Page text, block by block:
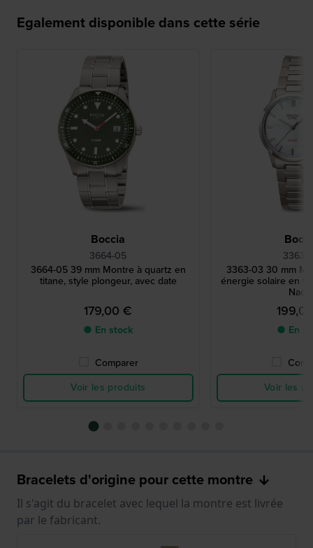
Egalement disponible dans cette série
Boccia
3664-05
3664-05 39 mm Montre à quartz en
titane, style plongeur, avec date
179,00 €
● En stock
Comparer
Voir les produits
3363-
3363-03 30 mm
énergie solaire en
● En
Voir les
Bracelets d'origine pour cette montre
Il s'agit du bracelet avec lequel la montre est livrée
par le fabricant.